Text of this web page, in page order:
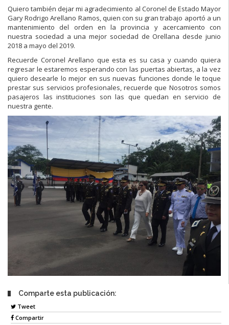
Quiero también dejar mi agradecimiento al Coronel de Estado Mayor
Gary Rodrigo Arellano Ramos, quien con su gran trabajo aportó a un
mantenimiento del orden en la provincia y acercamiento con
nuestra sociedad a una mejor sociedad de Orellana desde junio
2018 a mayo del 2019.
Recuerde Coronel Arellano que esta es su casa y cuando quiera
regresar le estaremos esperando con las puertas abiertas, a la vez
quiero desearle lo mejor en sus nuevas funciones donde le toque
prestar sus servicios profesionales, recuerde que Nosotros somos
pasajeros las instituciones son las que quedan en servicio de
nuestra gente.
Comparte esta publicación:
Tweet
Compartir